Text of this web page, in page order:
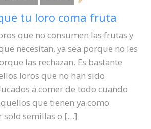
tu loro coma fruta
que no consumen las frutas y
necesitan, ya sea porque no les
las rechazan. Es bastante
loros que no han sido
a comer de todo cuando
que tienen ya como
solo semillas o […]